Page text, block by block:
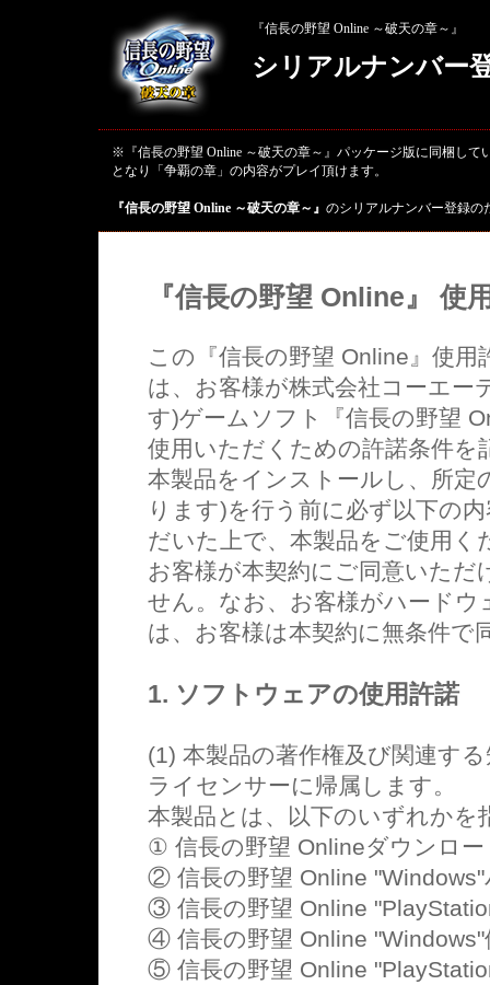
『信長の野望 Online ～破天の章～』
シリアルナンバー
※『信長の野望 Online ～破天の章～』パッケージ版に同梱し
となり「争覇の章」の内容がプレイ頂けます。
『信長の野望 Online ～破天の章～』 のシリアルナンバー登録の